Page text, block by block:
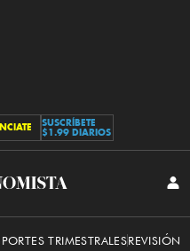
SUSCRÍBETE
$1.99 DIARIOS
TRIMESTRALESREVISIÓN